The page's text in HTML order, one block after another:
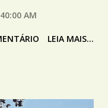
AM
LEIA MAIS...